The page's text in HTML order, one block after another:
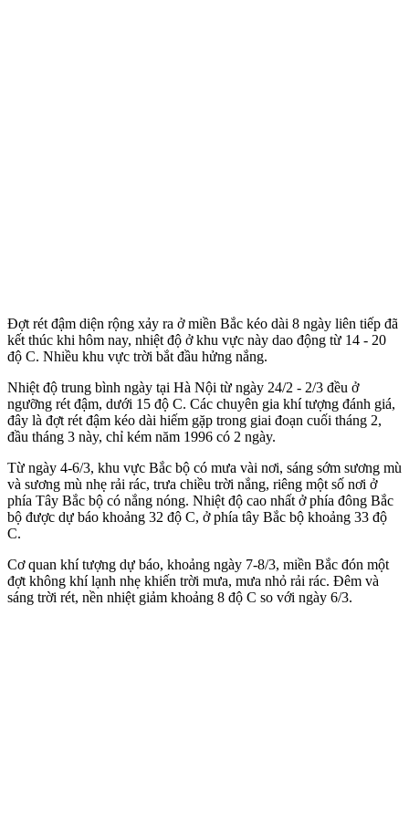
Đợt rét đậm diện rộng xảy ra ở miền Bắc kéo dài 8 ngày liên tiếp đã
kết thúc khi hôm nay, nhiệt độ ở khu vực này dao động từ 14 - 20
độ C. Nhiều khu vực trời bắt đầu hửng nắng.
Nhiệt độ trung bình ngày tại Hà Nội từ ngày 24/2 - 2/3 đều ở
ngưỡng rét đậm, dưới 15 độ C. Các chuyên gia khí tượng đánh giá,
đây là đợt rét đậm kéo dài hiếm gặp trong giai đoạn cuối tháng 2,
đầu tháng 3 này, chỉ kém năm 1996 có 2 ngày.
Từ ngày 4-6/3, khu vực Bắc bộ có mưa vài nơi, sáng sớm sương mù
và sương mù nhẹ rải rác, trưa chiều trời nắng, riêng một số nơi ở
phía Tây Bắc bộ có nắng nóng. Nhiệt độ cao nhất ở phía đông Bắc
bộ được dự báo khoảng 32 độ C, ở phía tây Bắc bộ khoảng 33 độ
C.
Cơ quan khí tượng dự báo, khoảng ngày 7-8/3, miền Bắc đón một
đợt không khí lạnh nhẹ khiến trời mưa, mưa nhỏ rải rác. Đêm và
sáng trời rét, nền nhiệt giảm khoảng 8 độ C so với ngày 6/3.